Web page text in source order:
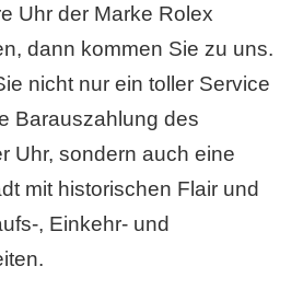
Uhr der Marke Rolex
dann kommen Sie zu uns.
nicht nur ein toller Service
Barauszahlung des
Uhr, sondern auch eine
mit historischen Flair und
, Einkehr- und